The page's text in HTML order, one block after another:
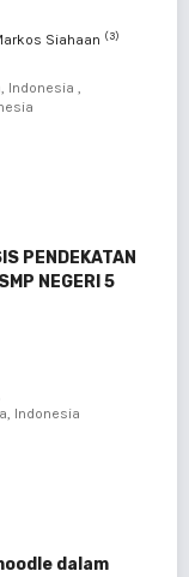
Siahaan (3)
Indonesia ,
PENDEKATAN
NEGERI 5
Indonesia
dalam